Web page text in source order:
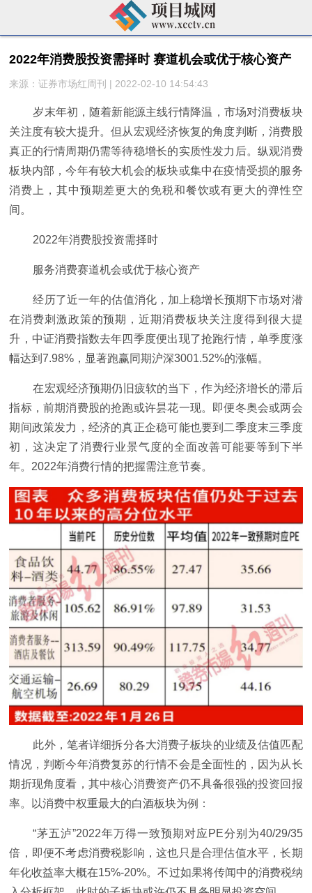
2022年消费股投资需择时 赛道机会或优于核心资产
来源：证券市场红周刊 | 2022-02-10 14:54:43
岁末年初，随着新能源主线行情降温，市场对消费板块
关注度有较大提升。但从宏观经济恢复的角度判断，消费股
真正的行情周期仍需等待稳增长的实质性发力后。纵观消费
板块内部，今年有较大机会的板块或集中在疫情受损的服务
消费上，其中预期差更大的免税和餐饮或有更大的弹性空
间。
2022年消费股投资需择时
服务消费赛道机会或优于核心资产
经历了近一年的估值消化，加上稳增长预期下市场对潜
在消费刺激政策的预期，近期消费板块关注度得到很大提
升，中证消费指数去年四季度便出现了抢跑行情，单季度涨
幅达到7.98%，显著跑赢同期沪深3001.52%的涨幅。
在宏观经济预期仍旧疲软的当下，作为经济增长的滞后
指标，前期消费股的抢跑或许昙花一现。即便冬奥会或两会
期间政策发力，经济的真正企稳可能也要到二季度末三季度
初，这决定了消费行业景气度的全面改善可能要等到下半
年。2022年消费行情的把握需注意节奏。
此外，笔者详细拆分各大消费子板块的业绩及估值匹配
情况，判断今年消费复苏的行情不会是全面性的，因为从长
期折现角度看，其中核心消费资产仍不具备很强的投资回报
率。以消费中权重最大的白酒板块为例：
“茅五泸”2022年万得一致预期对应PE分别为40/29/35
倍，即便不考虑消费税影响，这也只是合理估值水平，长期
年化收益率大概在15%-20%。不过如果将传闻中的消费税纳